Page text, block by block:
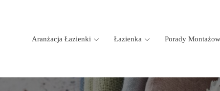
Aranżacja Łazienki Łazienka Porady